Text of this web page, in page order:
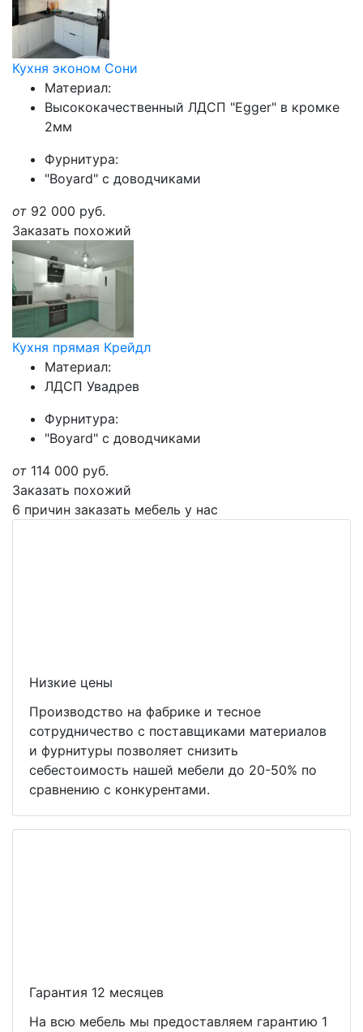
Кухня эконом Сони
Материал:
Высококачественный ЛДСП "Egger" в кромке
2мм
Фурнитура:
"Boyard" с доводчиками
от 92 000 руб.
Заказать похожий
Кухня прямая Крейдл
Материал:
ЛДСП Увадрев
Фурнитура:
"Boyard" с доводчиками
от 114 000 руб.
Заказать похожий
6 причин заказать мебель у нас
Низкие цены
Производство на фабрике и тесное
сотрудничество с поставщиками материалов
и фурнитуры позволяет снизить
себестоимость нашей мебели до 20-50% по
сравнению с конкурентами.
Гарантия 12 месяцев
На всю мебель мы предоставляем гарантию 1